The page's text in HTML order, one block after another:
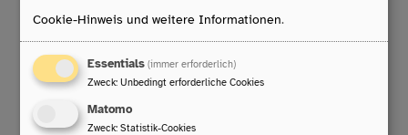
Abmessungen: 34,5 x 25 x 2-4 cm
Gewicht: 2,45 kg)
1 integriertes Mikrofon
4 integrierte Lautsprecher
5 Megapixel Frontkamera
13 Megapixel Rückkamera (TiltCam)
Cookie-Hinweis und weitere Informationen.
Essentials (immer erforderlich)
Zweck: Unbedingt erforderliche Cookies
Matomo
Zweck: Statistik-Cookies